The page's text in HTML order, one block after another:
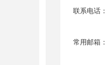
联系电话：
常用邮箱：